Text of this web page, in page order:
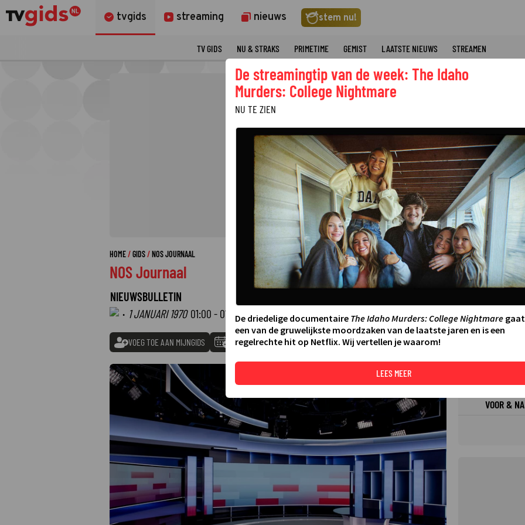
tvgids streaming nieuws stem nu!
TV GIDS NU & STRAKS PRIMETIME GEMIST LAATSTE NIEUWS STREAMEN
HOME GIDS NOS JOURNAAL
NOS Journaal
NIEUWSBULLETIN
· 1 JANUARI 1970 01:00 - 01:00
VOEG TOE AAN MIJNGIDS TOEVOEGEN AAN AGENDA DELEN
FILMS
DE
VOOR &
De streamingtip van de week: The Idaho
Murders: College Nightmare
NU TE ZIEN
De driedelige documentaire The Idaho Murders: College Nightmaregaat
een van de gruwelijkste moordzaken van de laatste jaren en is een
regelrechte hit op Netflix. Wij vertellen je waarom!
LEES MEER